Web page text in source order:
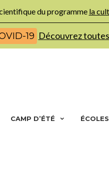
du programme la
19 Découvrez
CAMP D’ÉTÉ ÉCOLES